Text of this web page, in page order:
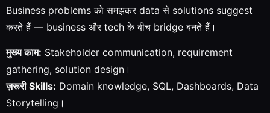
Business problems को समझकर data से solutions suggest
करते हैं — business और tech के बीच bridge बनते हैं।
मुख्य काम: Stakeholder communication, requirement
gathering, solution design।
ज़रूरी Skills: Domain knowledge, SQL, Dashboards, Data
Storytelling।